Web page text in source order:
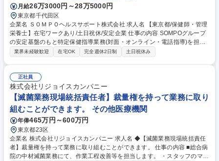
月給26万3000円～28万5000円
東京都千代田区
企業名 ＳＯＭＰＯヘルスサポート株式会社 求人名 【東京都/保健師・管理
栄養士】在宅ワークあり/土日祝休/安定企業 仕事の内容 SOMPOグループ
の安定基盤のもと特定保健指導業務(対面・オンライン・電話指導)を担当
いただきます。将来的には委託スタッフの教育やマネジメントにも挑戦可
習慣に応じた適切なアドバイスと改善サポート■将来的な委託保健師や管
理栄養士の教育およびマネジメント業務■組織マネジメントや人材管理業
務■保健指導の質向上を目的とした研修や教育プログラムの企画と運営■そ
の他関連するデータ入力や資料作成など付随する事務作業全般に幅広く携
わっていただきます。※出張が発生します 募集職種 【東京都/保健師・管
理栄養士】在宅ワークあり/土日祝休/安定企業
業界未経験歓迎 在宅OK 完全週休2日制 土日祝休み
正社員
株式会社リジョイスカンパニー
【滅菌業務現場統括責任者】裁量権を持って業務に取り
組むことができます。 その他医療機関
年俸465万円～600万円
東京都23区
企業名 株式会社リジョイスカンパニー 求人名 ◆【滅菌業務現場統括責任
者】裁量権を持って業務に取り組むことができます。 仕事の内容 ■総合病
院の中材滅菌業務にて、作業工程改善等を担当します。 ・スタッフのマネ